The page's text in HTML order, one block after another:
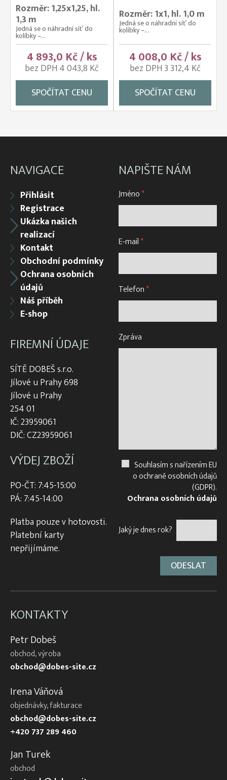
Rozměr: 1,25x1,25, hl.
1,3 m
Jedná se o náhradní síť do
kolíbky –...
4 893,0 Kč / ks
bez DPH 4 043,8 Kč
SPOČÍTAT CENU
Rozměr: 1x1, hl. 1,0 m
Jedná se o náhradní síť do
kolíbky –...
4 008,0 Kč / ks
bez DPH 3 312,4 Kč
SPOČÍTAT CENU
NAVIGACE
Přihlásit
Registrace
Ukázka našich
realizací
Kontakt
Obchodní podmínky
Ochrana osobních
údajů
Náš příběh
E-shop
FIREMNÍ ÚDAJE
SÍTĚ DOBEŠ s.r.o.
Jílové u Prahy 698
Jílové u Prahy
254 01
IČ: 23959061
DIČ: CZ23959061
VÝDEJ ZBOŽÍ
PO-ČT: 7:45-15:00
PÁ: 7:45-14:00
Platba pouze v hotovosti.
Platební karty
nepřijímáme.
NAPIŠTE NÁM
Jméno*
E-mail*
Telefon*
Zpráva
Souhlasím s nařízením EU
o ochraně osobních údajů
(GDPR).
Ochrana osobních údajů
Jaký je dnes rok?
KONTAKTY
Petr Dobeš
obchod, výroba
obchod@dobes-site.cz
Irena Váňová
objednávky, fakturace
obchod@dobes-site.cz
+420 737 289 460
Jan Turek
obchod